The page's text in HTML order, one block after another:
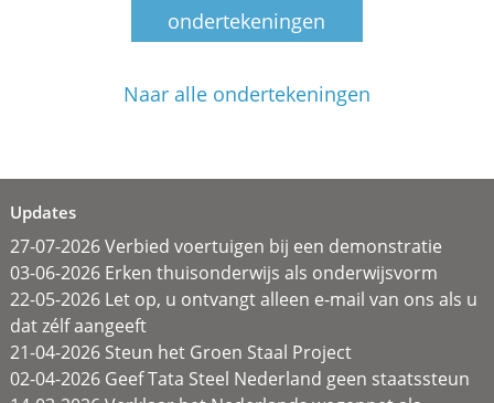
ondertekeningen
Naar alle ondertekeningen
Updates
27-07-2026 Verbied voertuigen bij een demonstratie
03-06-2026 Erken thuisonderwijs als onderwijsvorm
22-05-2026 Let op, u ontvangt alleen e-mail van ons als u
dat zélf aangeeft
21-04-2026 Steun het Groen Staal Project
02-04-2026 Geef Tata Steel Nederland geen staatssteun